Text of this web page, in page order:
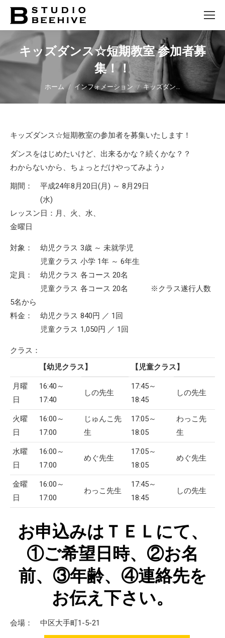
キッズダンス☆短期教室 参加者募
集！！
You are here:ホーム インフォメーション キッズダン…
キッズダンス☆短期教室の参加者を募集いたします！
ダンスをはじめたいけど、出来るかな？続くかな？？
わからないから、ちょっとだけやってみよう♪
期間：
平成24年8月20日(月) ～ 8月29日
(水)
レッスン日：月、火、水、
金曜日
対象： 幼児クラス 3歳 ～ 未就学児
児童クラス 小学 1年 ～ 6年生
定員：
幼児クラス 各コース 20名
児童クラス 各コース 20名
※クラス遂行人数
5名から
料金：
幼児クラス 840円 ／ 1回
児童クラス 1,050円 ／ 1回
クラス：
【幼児クラス】
【児童クラス】
月曜
日
16:40～
17:40
しの先生
17:45～
18:45
しの先生
火曜
日
16:00～
17:00
じゅんこ先
生
17:05～
18:05
わっこ先
生
水曜
日
16:00～
17:00
めぐ先生
17:05～
18:05
めぐ先生
金曜
日
16:00～
17:00
わっこ先生
17:45～
18:45
しの先生
お申込みはＴＥＬにて、
①ご希望日時、②お名
前、③年齢、④連絡先を
お伝え下さい。
会場： 中区大手町1-5-21